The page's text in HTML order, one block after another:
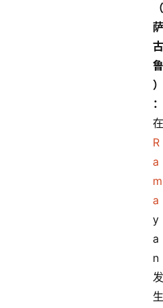
（
萨
古
鲁
）
：
在
R
a
m
a
y
a
n
发
生